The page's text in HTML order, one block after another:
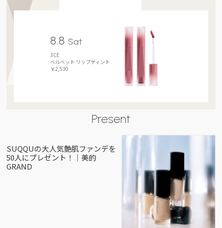
8.8 Sat
3CE
ベルベット リップティント
￥2,530
Present
SUQQUの大人気艶肌ファンデを
50人にプレゼント！｜美的
GRAND